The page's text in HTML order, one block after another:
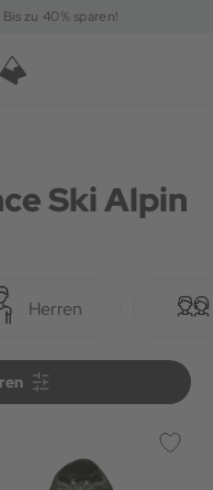
zu 40% sparen!
Ski Alpin
Herren
& Sortieren